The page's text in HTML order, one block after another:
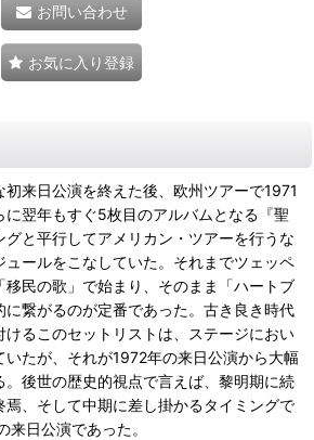
お問い合わせ
お気に入り登録
来日公演を終えた後、欧州ツアーで1971
翌年もすぐ5枚目のアルバムとなる『聖
グと平行してアメリカン・ツアーを行うな
ュールをこなしていた。それまでツェッペ
移民の歌」で始まり、そのまま「ハートブ
に繋がるのが定番であった。古き良き時代
るこのセットリストは、ステージにおい
いたが、それが1972年の来日公演から大幅
。後世の歴史的視点で言えば、黎明期に続
焉、そして中期に差し掛かるタイミングで
日公演であった。